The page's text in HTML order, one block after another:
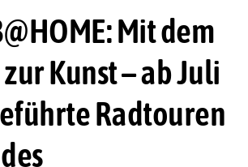
Mit dem
Kunst – ab Juli
Radtouren